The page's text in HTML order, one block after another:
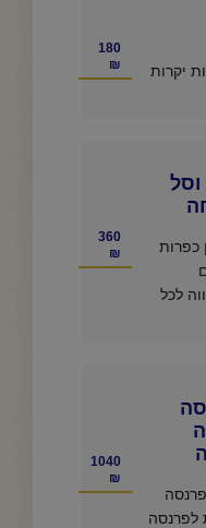
180
₪
יקרות
360
₪
וסל
כפרות
לכל
1040
₪
לפרנסה